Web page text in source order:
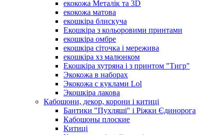
екокожа Металік та 3D
екокожа матова
екошкіра блискуча
Екошкіра з кольоровими принтами
екошкіра омбре
екошкіра сіточка і мережива
екошкіра хз малюнком
Екошкіра хутряна і з принтом "Тигр"
Экокожа в наборах
Экокожа с куклами Lol
Экошкiра лакова
Кабошони, декор, корони і китиці
Бантики "Пухляші" і Ріжки Єдинорога
Кабошоны плоские
Китиці